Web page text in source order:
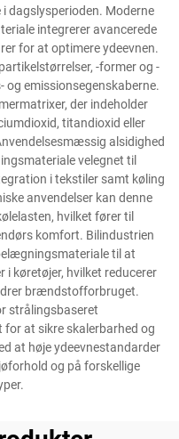
dagslysperioden. Moderne
integrerer avancerede
for at optimere ydeevnen.
-former og -
og emissionsegenskaberne.
der indeholder
titandioxid eller
alsidighed
velegnet til
i tekstiler samt køling
anvendelser kan denne
hvilket fører til
komfort. Bilindustrien
til at
i køretøjer, hvilket reducerer
brændstofforbruget.
strålingsbaseret
at sikre skalerbarhed og
at høje ydeevnestandarder
og på forskellige